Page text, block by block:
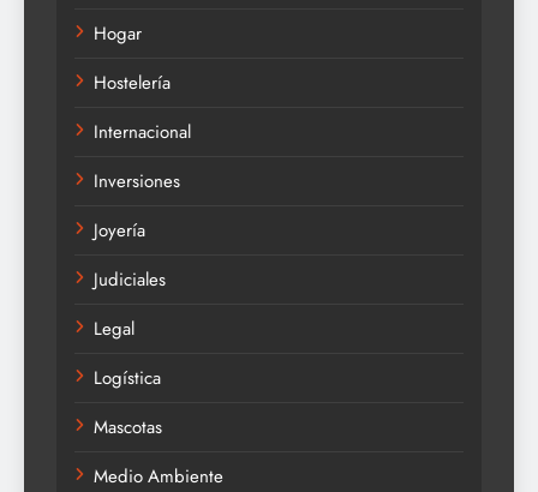
Hogar
Hostelería
Internacional
Inversiones
Joyería
Judiciales
Legal
Logística
Mascotas
Medio Ambiente